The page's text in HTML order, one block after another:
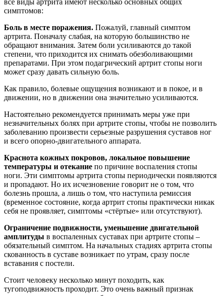
симптомов:
Боль в месте поражения. Пожалуй, главный симптом
артрита. Поначалу слабая, на которую большинство не
обращают внимания. Затем боли усиливаются до такой
степени, что приходится их снимать обезболивающими
препаратами. При этом подагрический артрит стопы ноги
может сразу давать сильную боль.
Как правило, болевые ощущения возникают и в покое, и в
движении, но в движении она значительно усиливаются.
Настоятельно рекомендуется принимать меры уже при
незначительных болях при артрите стопы, чтобы не позволить
заболеванию произвести серьезные разрушения суставов ног
и всего опорно-двигательного аппарата.
Краснота кожных покровов, локальное повышение
температуры и отекание по причине воспаления стопы
ноги. Эти симптомы артрита стопы периодически появляются
и пропадают. Но их исчезновение говорит не о том, что
болезнь прошла, а лишь о том, что наступила ремиссия
(временное состояние, когда артрит стопы практически никак
себя не проявляет, симптомы «стёртые» или отсутствуют).
Ограничение подвижности, уменьшение двигательной
амплитуды в воспаленных суставах при артрите стопы –
обязательный симптом. На начальных стадиях артрита стопы
скованность в суставе возникает по утрам, сразу после
вставания с постели.
Стоит человеку несколько минут походить, как
тугоподвижность проходит. Это очень важный признак